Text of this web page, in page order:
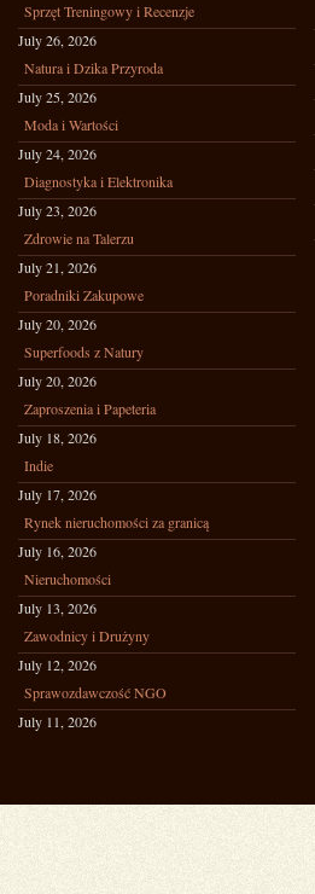
Sprzęt Treningowy i Recenzje
July 26, 2026
Natura i Dzika Przyroda
July 25, 2026
Moda i Wartości
July 24, 2026
Diagnostyka i Elektronika
July 23, 2026
Zdrowie na Talerzu
July 21, 2026
Poradniki Zakupowe
July 20, 2026
Superfoods z Natury
July 20, 2026
Zaproszenia i Papeteria
July 18, 2026
Indie
July 17, 2026
Rynek nieruchomości za granicą
July 16, 2026
Nieruchomości
July 13, 2026
Zawodnicy i Drużyny
July 12, 2026
Sprawozdawczość NGO
July 11, 2026